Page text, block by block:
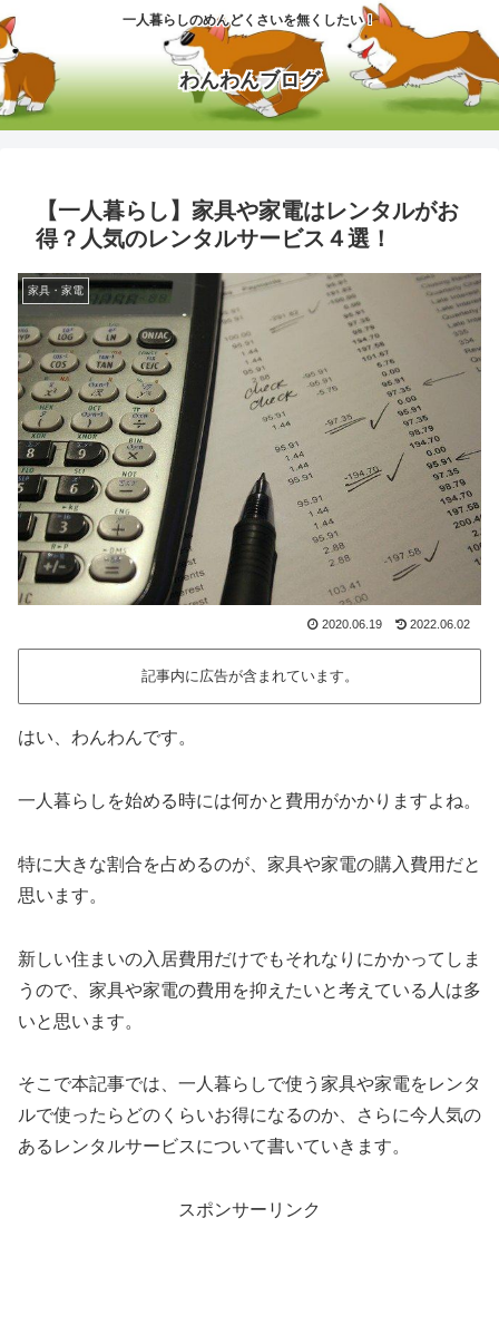
一人暮らしのめんどくさいを無くしたい！
わんわんブログ
【一人暮らし】家具や家電はレンタルがお
得？人気のレンタルサービス４選！
家具・家電
2020.06.19 2022.06.02
記事内に広告が含まれています。
はい、わんわんです。
一人暮らしを始める時には何かと費用がかかりますよね。
特に大きな割合を占めるのが、家具や家電の購入費用だと
思います。
新しい住まいの入居費用だけでもそれなりにかかってしま
うので、家具や家電の費用を抑えたいと考えている人は多
いと思います。
そこで本記事では、一人暮らしで使う家具や家電をレンタ
ルで使ったらどのくらいお得になるのか、さらに今人気の
あるレンタルサービスについて書いていきます。
スポンサーリンク